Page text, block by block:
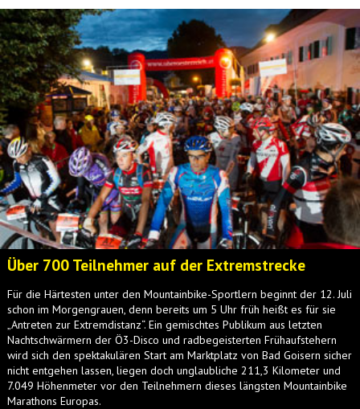
Über 700 Teilnehmer auf der Extremstrecke
Für die Härtesten unter den Mountainbike-Sportlern beginnt der 12. Juli
schon im Morgengrauen, denn bereits um 5 Uhr früh heißt es für sie
„Antreten zur Extremdistanz“. Ein gemischtes Publikum aus letzten
Nachtschwärmern der Ö3-Disco und radbegeisterten Frühaufstehern
wird sich den spektakulären Start am Marktplatz von Bad Goisern sicher
nicht entgehen lassen, liegen doch unglaubliche 211,3 Kilometer und
7.049 Höhenmeter vor den Teilnehmern dieses längsten Mountainbike
Marathons Europas.